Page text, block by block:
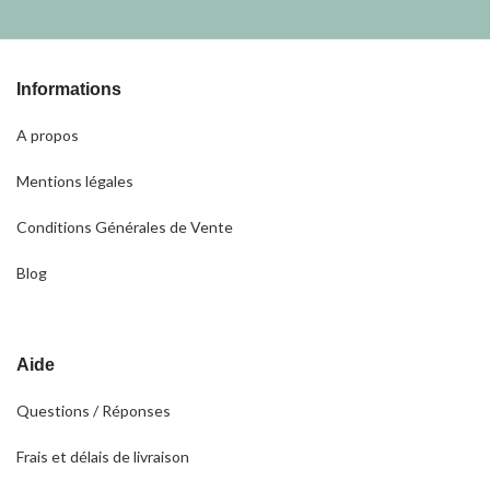
Informations
A propos
Mentions légales
Conditions Générales de Vente
Blog
Aide
Questions / Réponses
Frais et délais de livraison